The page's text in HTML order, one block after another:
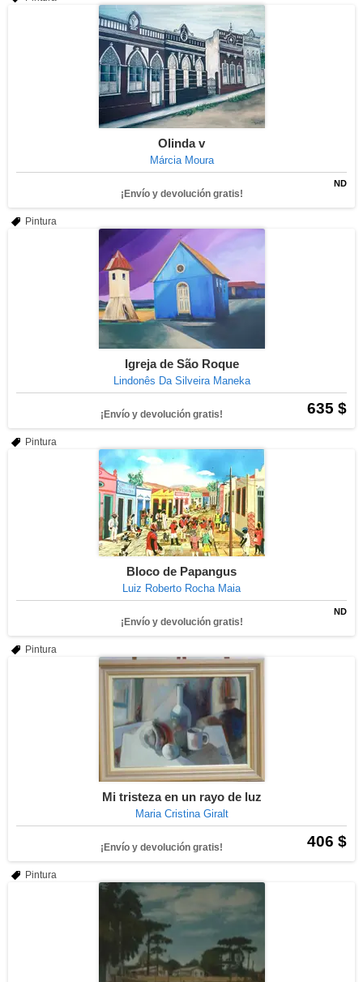
Olinda v
Márcia Moura
ND
¡Envío y devolución gratis!
Pintura
Igreja de São Roque
Lindonês Da Silveira Maneka
635 $
¡Envío y devolución gratis!
Pintura
Bloco de Papangus
Luiz Roberto Rocha Maia
ND
¡Envío y devolución gratis!
Pintura
Mi tristeza en un rayo de luz
Maria Cristina Giralt
406 $
¡Envío y devolución gratis!
Pintura